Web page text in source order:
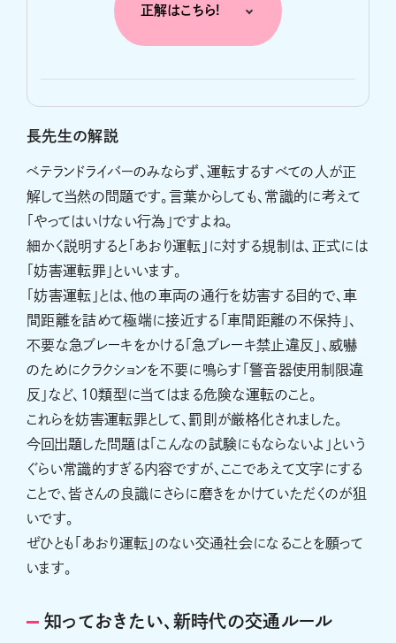
正解はこちら!
長先生の解説
ベテランドライバーのみならず、運転するすべての人が正
解して当然の問題です。言葉からしても、常識的に考えて
「やってはいけない行為」ですよね。
細かく説明すると「あおり運転」に対する規制は、正式には
「妨害運転罪」といいます。
「妨害運転」とは、他の車両の通行を妨害する目的で、車
間距離を詰めて極端に接近する「車間距離の不保持」、
不要な急ブレーキをかける「急ブレーキ禁止違反」、威嚇
のためにクラクションを不要に鳴らす「警音器使用制限違
反」など、10類型に当てはまる危険な運転のこと。
これらを妨害運転罪として、罰則が厳格化されました。
今回出題した問題は「こんなの試験にもならないよ」という
ぐらい常識的すぎる内容ですが、ここであえて文字にする
ことで、皆さんの良識にさらに磨きをかけていただくのが狙
いです。
ぜひとも「あおり運転」のない交通社会になることを願って
います。
知っておきたい、新時代の交通ルール